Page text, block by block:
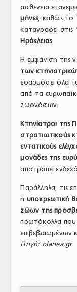
ΕΛΛΗΝΙΚΗ
ΕΥΡΩΠΑΪΚΗ
Profile
ΑΡΧΕΙΟ ΤΕΥΧΩΝ
ασθένεια
μήνες, καθώς το
καταγραφεί στις
Ηράκλειας.
Η εμφάνιση της
των
εφαρμόσει όλα
από τα
ζωονόσων.
Κτηνίατροι της
στρατιωτικούς
εντατικούς
μονάδες της
αποτραπεί
Παράλληλα, τις
η υποχρεωτική
ζώων της
πρωτόκολλα που
Πηγή: olanea.gr